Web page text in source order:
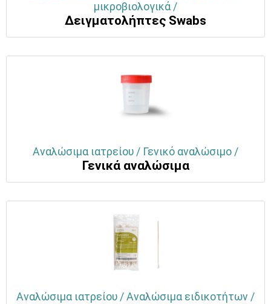
μικροβιολογικά /
Δειγματολήπτες Swabs
Αναλώσιμα ιατρείου / Γενικό αναλώσιμο /
Γενικά αναλώσιμα
Αναλώσιμα ιατρείου / Αναλώσιμα ειδικοτήτων /